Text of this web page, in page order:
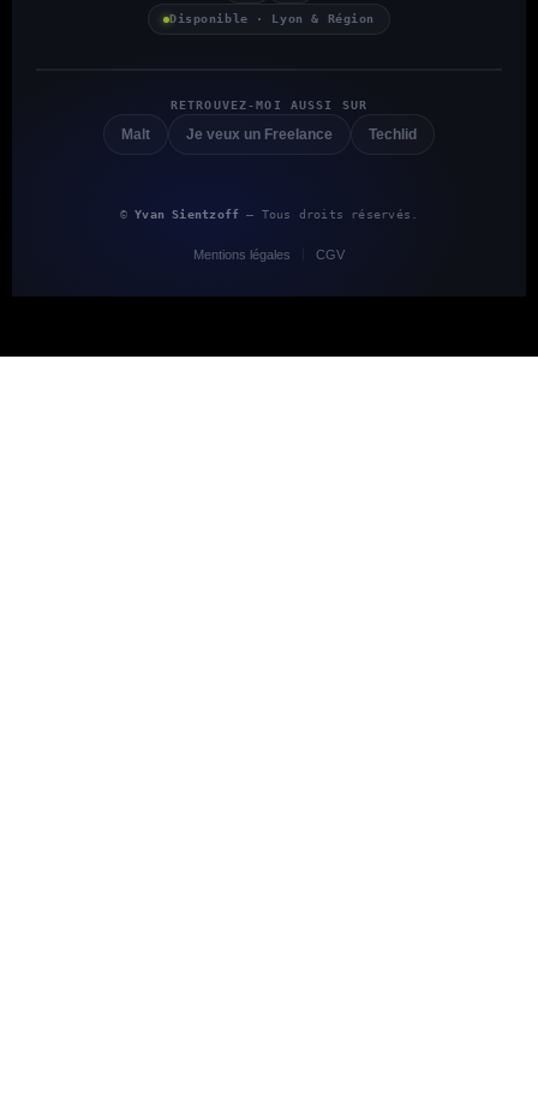
Disponible · Lyon & Région
RETROUVEZ-MOI AUSSI SUR
Malt Je veux un Freelance Techlid
©Yvan Sientzoff — Tous droits réservés.
Mentions légales CGV